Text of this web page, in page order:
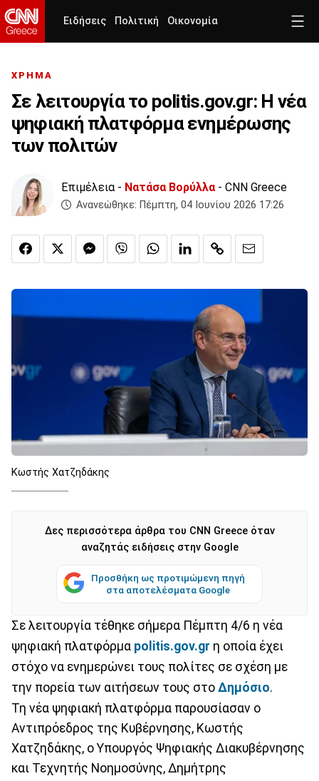
Ειδήσεις Πολιτική Οικονομία
ΧΡΗΜΑ
Σε λειτουργία το politis.gov.gr: Η νέα
ψηφιακή πλατφόρμα ενημέρωσης
των πολιτών
Επιμέλεια - Νατάσα Βορύλλα- CNN Greece
Ανανεώθηκε: Πέμπτη, 04 Ιουνίου 2026 17:26
Κωστής Χατζηδάκης
Δες περισσότερα άρθρα του CNN Greece όταν
αναζητάς ειδήσεις στην Google
Προσθήκη ως προτιμώμενη πηγή
στα αποτελέσματα Google
Σε λειτουργία τέθηκε σήμερα Πέμπτη 4/6 η νέα
ψηφιακή πλατφόρμα politis.gov.gr η οποία έχει
στόχο να ενημερώνει τους πολίτες σε σχέση με
την πορεία των αιτήσεων τους στο Δημόσιο.
Τη νέα ψηφιακή πλατφόρμα παρουσίασαν ο
Αντιπρόεδρος της Κυβέρνησης, Κωστής
Χατζηδάκης, ο Υπουργός Ψηφιακής Διακυβέρνησης
και Τεχνητής Νοημοσύνης, Δημήτρης